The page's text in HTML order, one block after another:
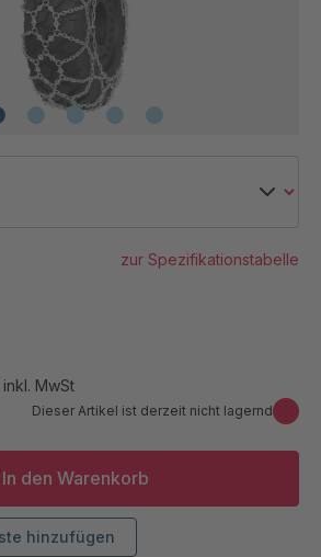
inkl. MwSt
Dieser Artikel ist derzeit nicht lagernd
zur Spezifikationstabelle
In den Warenkorb
hinzufügen